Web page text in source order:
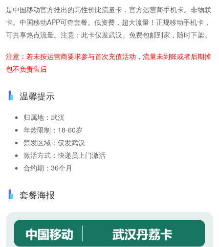
是中国移动官方推出的高性价比流量卡，官方运营商手机卡。非物联
卡。中国移动APP可查套餐。低资费，超大流量！正规移动手机卡，
可共享热点流量。注意：此卡仅发武汉。免费包邮到家，随时下架。
注意：若未按运营商要求参与首次充值活动，流量未到账或者后期掉
包不负责售后
温馨提示
归属地：武汉
年龄限制：18-60岁
禁发区域：仅发武汉
激活方式：快递员上门激活
合约期：36个月
套餐海报